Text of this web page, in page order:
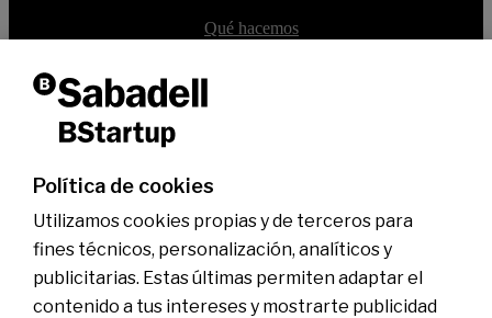
Qué hacemos
Soluciones bancarias
Hub BStartup Barcelona
En qué invertimos
BStartup Health
BStartup Green
Portfolio
Insights
Política de cookies
Utilizamos cookies propias y de terceros para
fines técnicos, personalización, analíticos y
publicitarias. Estas últimas permiten adaptar el
contenido a tus intereses y mostrarte publicidad